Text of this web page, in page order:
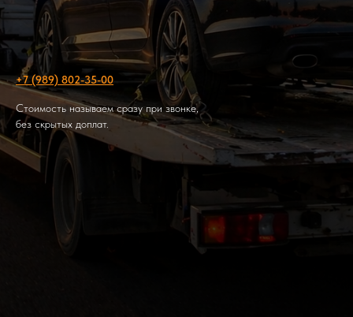
+7 (989) 802-35-00
Стоимость называем сразу при звонке,
без скрытых доплат.